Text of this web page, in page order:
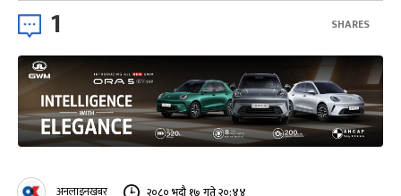
1 SHARES
अनलाइनखबर २०८० भदौ १७ गते २०:४४